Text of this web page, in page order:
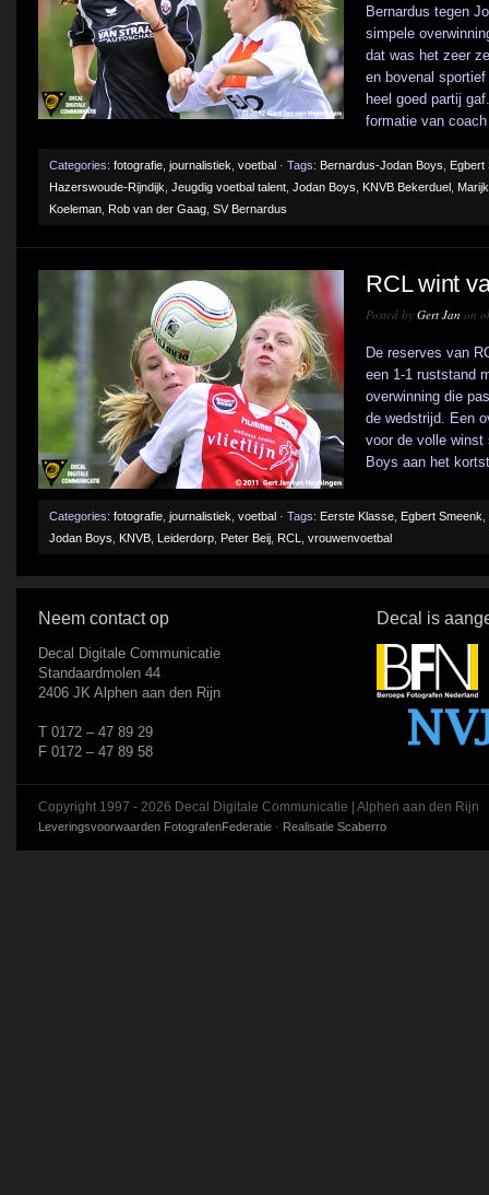
Bernardus tegen
simpele
dat was het zeer
en bovenal
heel goed partij
formatie van
Categories: fotografie journalistiek voetbal · Tags: Bernardus-Jodan Boys
Egbert
Hazerswoude-Rijndijk Jeugdig voetbal talent Jodan Boys KNVB Bekerduel
Koeleman Rob van der Gaag SV Bernardus
RCL wint
Posted by Gert Jan on
De reserves van
een 1-1 ruststand
overwinning die
de wedstrijd. Een
voor de volle winst
Boys aan het
Categories: fotografie journalistiek voetbal · Tags: Eerste Klasse Egbert Smeenk
Jodan Boys
KNVB Leiderdorp Peter Beij RCL vrouwenvoetbal
Neem contact op
Decal Digitale Communicatie
Standaardmolen 44
2406 JK Alphen aan den Rijn
T 0172 – 47 89 29
F 0172 – 47 89 58
Decal is
Copyright 1997 - 2026 Decal Digitale Communicatie | Alphen aan den Rijn
Leveringsvoorwaarden FotografenFederatie · Realisatie Scaberro